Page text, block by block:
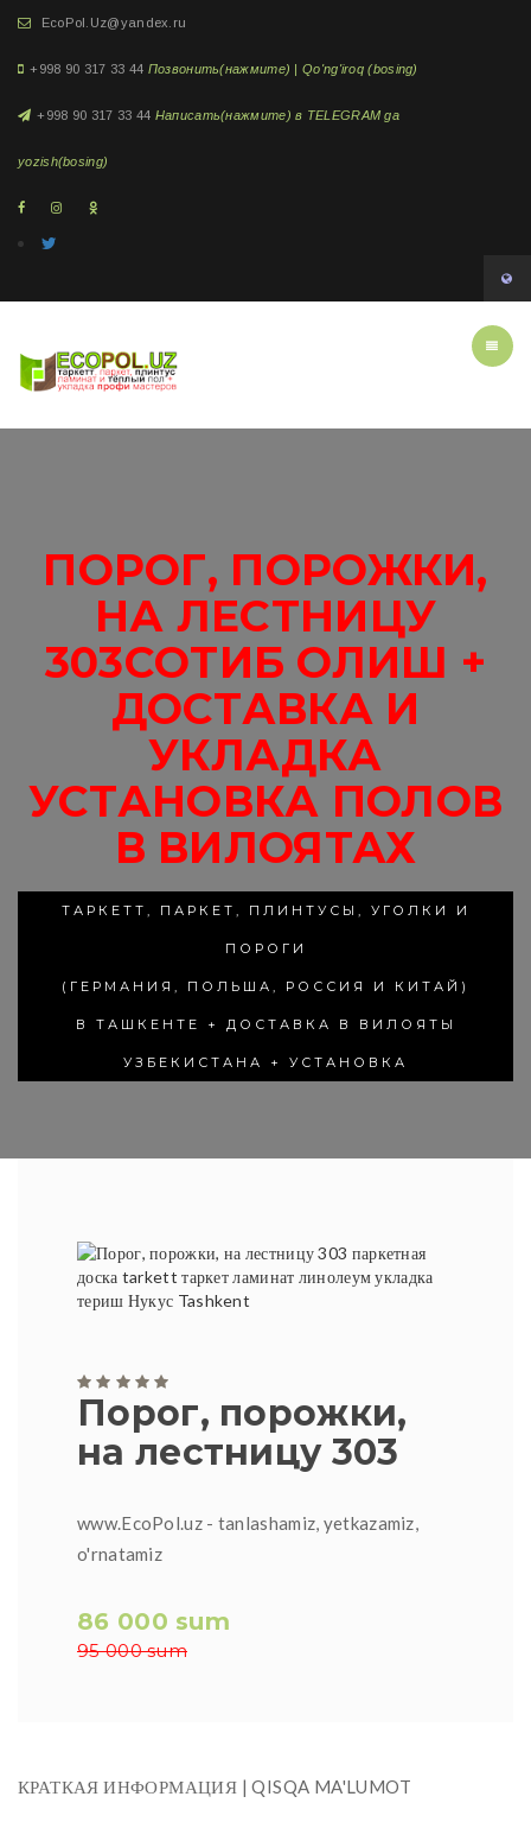
EcoPol.Uz@yandex.ru
+998 90 317 33 44 Позвонить(нажмите) | Qo'ng'iroq (bosing)
+998 90 317 33 44 Написать(нажмите) в TELEGRAM ga
yozish(bosing)
ПОРОГ, ПОРОЖКИ,
НА ЛЕСТНИЦУ
303СОТИБ ОЛИШ +
ДОСТАВКА И
УКЛАДКА
УСТАНОВКА ПОЛОВ
В ВИЛОЯТАХ
ТАРКЕТТ, ПАРКЕТ, ПЛИНТУСЫ, УГОЛКИ И
ПОРОГИ
(ГЕРМАНИЯ, ПОЛЬША, РОССИЯ И КИТАЙ)
В ТАШКЕНТЕ + ДОСТАВКА В ВИЛОЯТЫ
УЗБЕКИСТАНА + УСТАНОВКА
Порог, порожки,
на лестницу 303
www.EcoPol.uz - tanlashamiz, yetkazamiz,
o'rnatamiz
86 000 sum
95 000 sum
КРАТКАЯ ИНФОРМАЦИЯ | QISQA MA'LUMOT